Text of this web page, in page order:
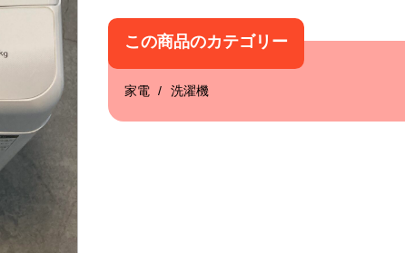
この商品のカテゴリー
家電 洗濯機